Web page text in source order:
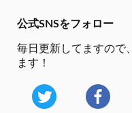
公式SNSをフォロー
毎日更新してますので、
ます！